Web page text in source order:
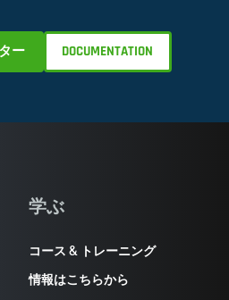
ー DOCUMENTATION
学ぶ
コース & トレーニング
情報はこちらから